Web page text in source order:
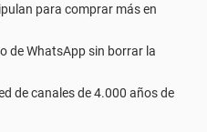
para comprar más en
de WhatsApp sin borrar la
de canales de 4.000 años de